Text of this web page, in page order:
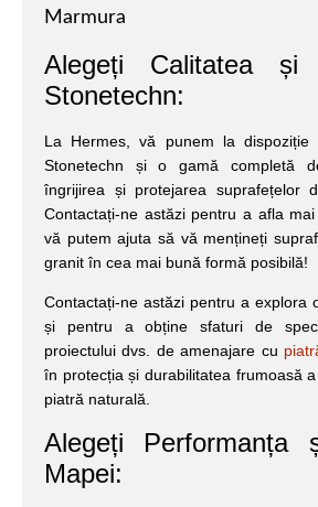
Marmura
Alegeți Calitatea și
Stonetechn:
La Hermes, vă punem la dispoziție
Stonetechn și o gamă completă
îngrijirea și protejarea suprafețelor
Contactați-ne astăzi pentru a afla
vă putem ajuta să vă mențineți
granit în cea mai bună formă posibilă!
Contactați-ne astăzi pentru a explora
și pentru a obține sfaturi de
proiectului dvs. de amenajare cu
în protecția și durabilitatea frumoasă
piatră naturală.
Alegeți Performanța
Mapei: